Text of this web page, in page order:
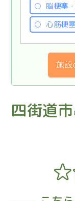
脳梗塞
心筋梗
施設
四街道市